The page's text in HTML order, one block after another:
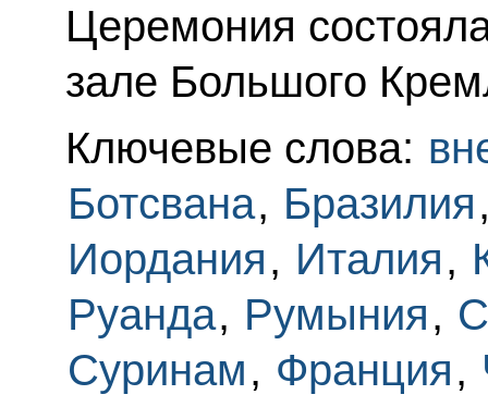
Церемония
зале Большого
Ключевые слова:
Ботсвана, Бразилия
Иордания, Италия,
Руанда, Румыния,
Суринам, Франция,